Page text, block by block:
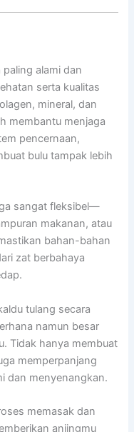
alami dan
serta kualitas
mineral, dan
membantu menjaga
pencernaan,
bulu tampak lebih
sangat fleksibel—
makanan, atau
bahan-bahan
zat berbahaya
tulang secara
namun besar
Tidak hanya membuat
memperpanjang
dan menyenangkan.
memasak dan
anjingmu